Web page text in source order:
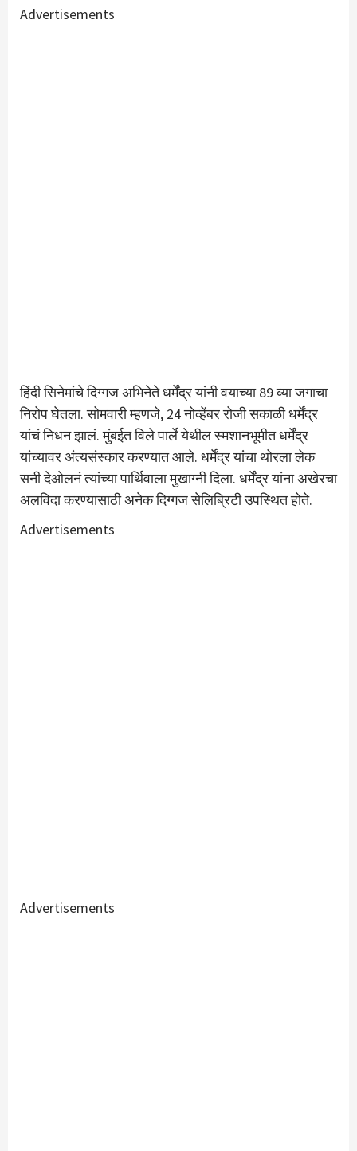
Advertisements
हिंदी सिनेमांचे दिग्गज अभिनेते धर्मेंद्र यांनी वयाच्या 89 व्या जगाचा
निरोप घेतला. सोमवारी म्हणजे, 24 नोव्हेंबर रोजी सकाळी धर्मेंद्र
यांचं निधन झालं. मुंबईत विले पार्ले येथील स्मशानभूमीत धर्मेंद्र
यांच्यावर अंत्यसंस्कार करण्यात आले. धर्मेंद्र यांचा थोरला लेक
सनी देओलनं त्यांच्या पार्थिवाला मुखाग्नी दिला. धर्मेंद्र यांना अखेरचा
अलविदा करण्यासाठी अनेक दिग्गज सेलिब्रिटी उपस्थित होते.
Advertisements
Advertisements